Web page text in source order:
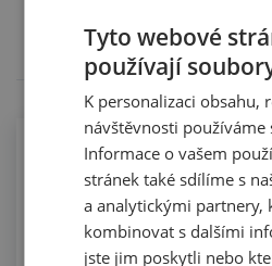
specifikaci budete moci
objednávky.
Řezání profilů na
Tyto webové
používají
K personalizaci obsahu,
návštěvnosti používáme
Informace o vašem
stránek také sdílíme s
a analytickými partnery,
kombinovat s dalšími
jste jim poskytli nebo